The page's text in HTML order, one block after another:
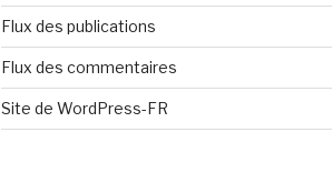
Flux des publications
Flux des commentaires
Site de WordPress-FR